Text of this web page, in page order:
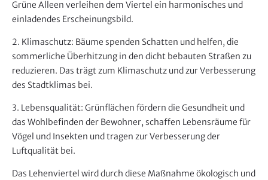
Grüne Alleen verleihen dem Viertel ein harmonisches und
einladendes Erscheinungsbild.
2. Klimaschutz: Bäume spenden Schatten und helfen, die
sommerliche Überhitzung in den dicht bebauten Straßen zu
reduzieren. Das trägt zum Klimaschutz und zur Verbesserung
des Stadtklimas bei.
3. Lebensqualität: Grünflächen fördern die Gesundheit und
das Wohlbefinden der Bewohner, schaffen Lebensräume für
Vögel und Insekten und tragen zur Verbesserung der
Luftqualität bei.
Das Lehenviertel wird durch diese Maßnahme ökologisch und